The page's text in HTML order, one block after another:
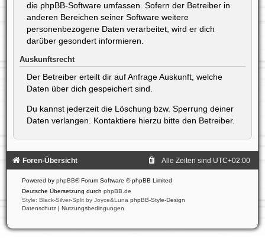
die phpBB-Software umfassen. Sofern der Betreiber in
anderen Bereichen seiner Software weitere
personenbezogene Daten verarbeitet, wird er dich
darüber gesondert informieren.
Auskunftsrecht
Der Betreiber erteilt dir auf Anfrage Auskunft, welche
Daten über dich gespeichert sind.
Du kannst jederzeit die Löschung bzw. Sperrung deiner
Daten verlangen. Kontaktiere hierzu bitte den Betreiber.
Foren-Übersicht Alle Zeiten sind UTC+02:00
Powered by phpBB® Forum Software © phpBB Limited
Deutsche Übersetzung durch phpBB.de
Style: Black-Silver-Split by Joyce&Luna phpBB-Style-Design
Datenschutz | Nutzungsbedingungen